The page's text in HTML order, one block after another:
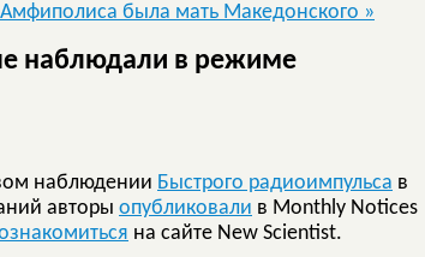
была мать Македонского »
наблюдали в режиме
наблюдении Быстрого радиоимпульса в
авторы опубликовали в Monthly Notices
на сайте New Scientist.